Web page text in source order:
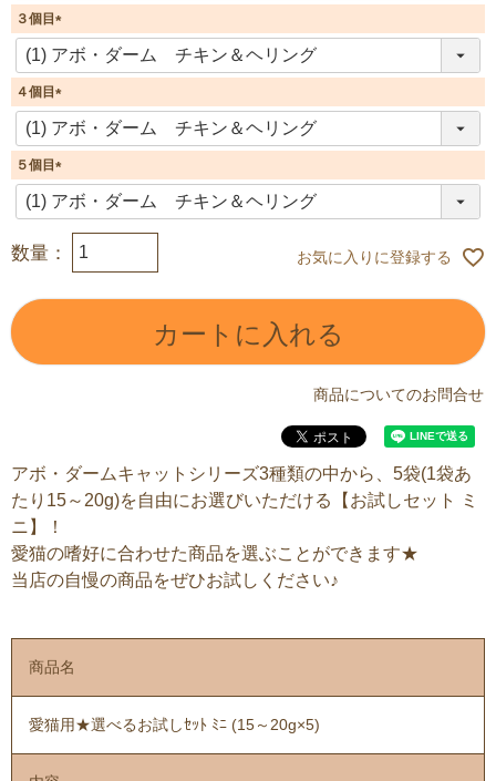
)
３個目
(
必
)
４個目
(
必
)
５個目
(
必
)
お気に入りに登録する
カートに入れる
商品についてのお問合せ
アボ・ダームキャットシリーズ3種類の中から、5袋(1袋あ
たり15～20g)を自由にお選びいただける【お試しセット ミ
ニ】！
愛猫の嗜好に合わせた商品を選ぶことができます★
当店の自慢の商品をぜひお試しください♪
商品名
愛猫用★選べるお試しｾｯﾄ ﾐﾆ (15～20g×5)